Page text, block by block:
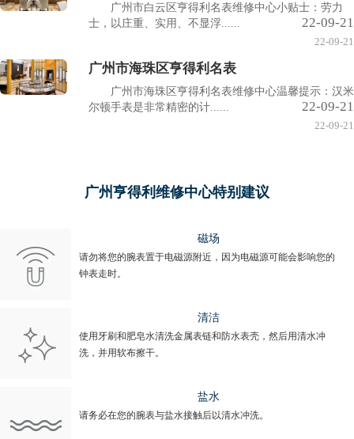
广州市白云区亨得利名表维修中心小贴士：劳力
士，以庄重、实用、不显浮......
22-09-21
22-09-21
广州市海珠区亨得利名表
广州市海珠区亨得利名表维修中心温馨提示：汉米
尔顿手表是非常精密的计......
22-09-21
22-09-21
广州亨得利维修中心特别建议
磁场
请勿将您的腕表置于电磁源附近，因为电磁源可能会影响您的
钟表走时。
清洁
使用牙刷和肥皂水清洗金属表链和防水表壳，然后用清水冲
洗，并用软布擦干。
盐水
请务必在您的腕表与盐水接触后以清水冲洗。